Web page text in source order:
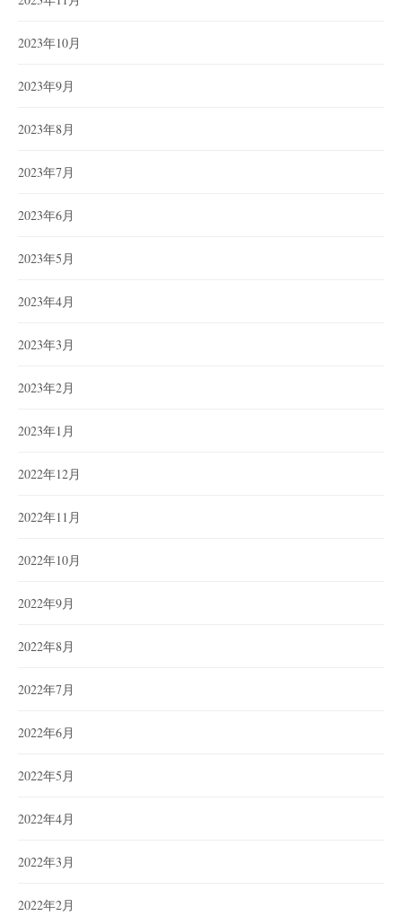
2023年10月
2023年9月
2023年8月
2023年7月
2023年6月
2023年5月
2023年4月
2023年3月
2023年2月
2023年1月
2022年12月
2022年11月
2022年10月
2022年9月
2022年8月
2022年7月
2022年6月
2022年5月
2022年4月
2022年3月
2022年2月